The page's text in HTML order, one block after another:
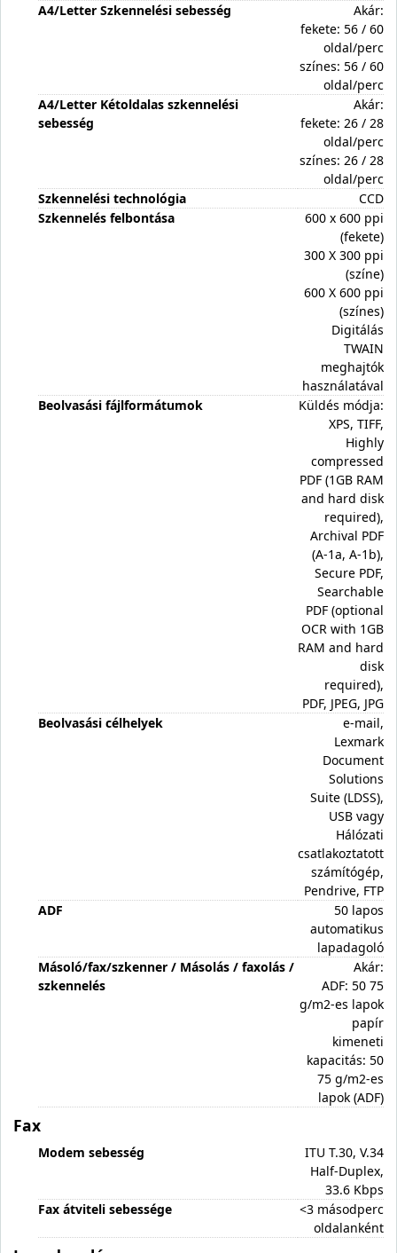
A4/Letter Szkennelési sebesség
Akár:
fekete: 56 / 60
oldal/perc
színes: 56 / 60
oldal/perc
A4/Letter Kétoldalas szkennelési
sebesség
Akár:
fekete: 26 / 28
oldal/perc
színes: 26 / 28
oldal/perc
Szkennelési technológia
CCD
Szkennelés felbontása
600 x 600 ppi
(fekete)
300 X 300 ppi
(színe)
600 X 600 ppi
(színes)
Digitálás
TWAIN
meghajtók
használatával
Beolvasási fájlformátumok
Küldés módja:
XPS, TIFF,
Highly
compressed
PDF (1GB RAM
and hard disk
required),
Archival PDF
(A-1a, A-1b),
Secure PDF,
Searchable
PDF (optional
OCR with 1GB
RAM and hard
disk
required),
PDF, JPEG, JPG
Beolvasási célhelyek
e-mail,
Lexmark
Document
Solutions
Suite (LDSS),
USB vagy
Hálózati
csatlakoztatott
számítógép,
Pendrive, FTP
ADF
50 lapos
automatikus
lapadagoló
Másoló/fax/szkenner / Másolás / faxolás /
szkennelés
Akár:
ADF: 50 75
g/m2-es lapok
papír
kimeneti
kapacitás: 50
75 g/m2-es
lapok (ADF)
Fax
Modem sebesség
ITU T.30, V.34
Half-Duplex,
33.6 Kbps
Fax átviteli sebessége
<3 másodperc
oldalanként